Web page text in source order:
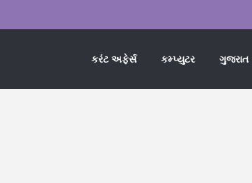
કરંટ અફેર્સ કમ્પ્યુટર ગુજરાત